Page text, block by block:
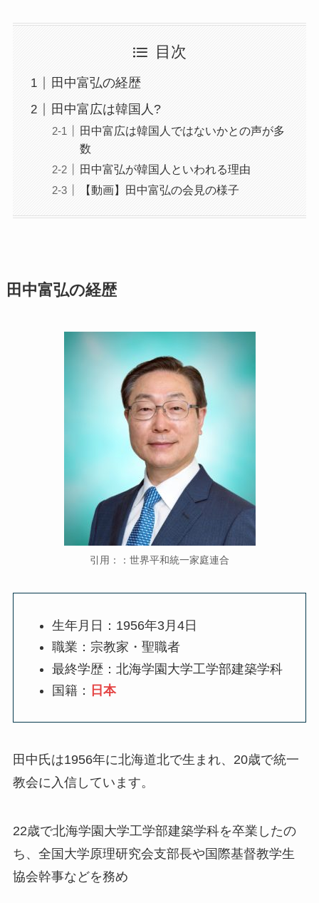
目次
田中富弘の経歴
田中富広は韓国人?
田中富広は韓国人ではないかとの声が多
数
田中富弘が韓国人といわれる理由
【動画】田中富弘の会見の様子
田中富弘の経歴
引用：：世界平和統一家庭連合
生年月日：1956年3月4日
職業：宗教家・聖職者
最終学歴：北海学園大学工学部建築学科
国籍： 日本
田中氏は1956年に北海道北で生まれ、20歳で統一
教会に入信しています。
22歳で北海学園大学工学部建築学科を卒業したの
ち、全国大学原理研究会支部長や国際基督教学生
協会幹事などを務め